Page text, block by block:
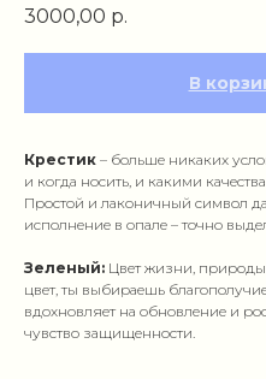
3000,00 р.
В
Крестик – больше никаких
и когда носить, и какими
Простой и лаконичный символ
исполнение в опале – точно
Зеленый: Цвет жизни,
цвет, ты выбираешь
вдохновляет на обновление и
чувство защищенности.